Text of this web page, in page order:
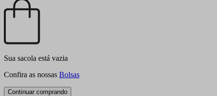
Sua sacola está vazia
Confira as nossas Bolsas
Continuar comprando